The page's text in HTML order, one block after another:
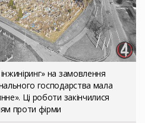
на замовлення
господарства мала
Ці роботи закінчилися
проти фірми